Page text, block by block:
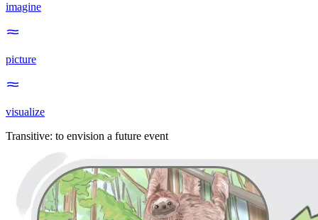
imagine
picture
visualize
Transitive: to envision a future event